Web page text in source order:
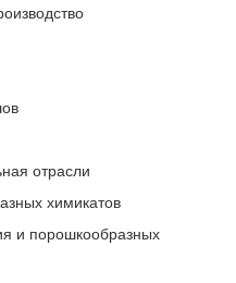
отрасли
химикатов
и порошкообразных